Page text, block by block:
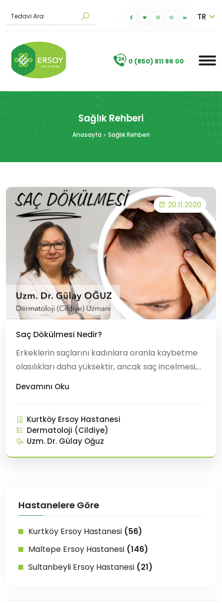
0 (850) 811 86 00
.
Tedav| TR
Sağlık Rehberi
Anasayfa Sağlık Rehberi
20.11.2020
Saç Dökülmesi Nedir?
Erkeklerin saçlarını kadınlara oranla kaybetme
olasılıkları daha yüksektir, ancak saç incelmesi,
arkasında tek bir neden yoktur. Nedenler basit
ye ge
Devamını Oku
Kurtköy Ersoy Hastanesi
Dermatoloji (Cildiye)
Uzm. Dr. Gülay Oğuz
Hastanelere Göre
Kurtköy Ersoy Hastanesi (56)
Maltepe Ersoy Hastanesi (146)
Sultanbeyli Ersoy Hastanesi (21)